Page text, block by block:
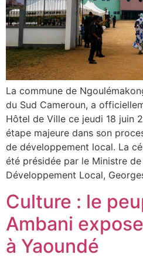
La commune de
du Sud Cameroun, a
Hôtel de Ville ce jeudi 18 juin
étape majeure dans son
de développement local. La
été présidée par le Ministre
Développement Local,
Culture : le
Ambani
à Yaoundé